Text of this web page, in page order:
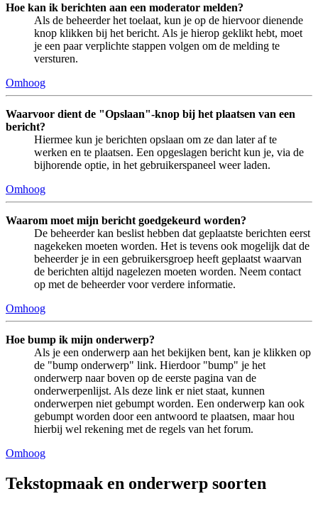
Hoe kan ik berichten aan een moderator melden?
Als de beheerder het toelaat, kun je op de hiervoor dienende
knop klikken bij het bericht. Als je hierop geklikt hebt, moet
je een paar verplichte stappen volgen om de melding te
versturen.
Omhoog
Waarvoor dient de "Opslaan"-knop bij het plaatsen van een
bericht?
Hiermee kun je berichten opslaan om ze dan later af te
werken en te plaatsen. Een opgeslagen bericht kun je, via de
bijhorende optie, in het gebruikerspaneel weer laden.
Omhoog
Waarom moet mijn bericht goedgekeurd worden?
De beheerder kan beslist hebben dat geplaatste berichten eerst
nagekeken moeten worden. Het is tevens ook mogelijk dat de
beheerder je in een gebruikersgroep heeft geplaatst waarvan
de berichten altijd nagelezen moeten worden. Neem contact
op met de beheerder voor verdere informatie.
Omhoog
Hoe bump ik mijn onderwerp?
Als je een onderwerp aan het bekijken bent, kan je klikken op
de "bump onderwerp" link. Hierdoor "bump" je het
onderwerp naar boven op de eerste pagina van de
onderwerpenlijst. Als deze link er niet staat, kunnen
onderwerpen niet gebumpt worden. Een onderwerp kan ook
gebumpt worden door een antwoord te plaatsen, maar hou
hierbij wel rekening met de regels van het forum.
Omhoog
Tekstopmaak en onderwerp soorten